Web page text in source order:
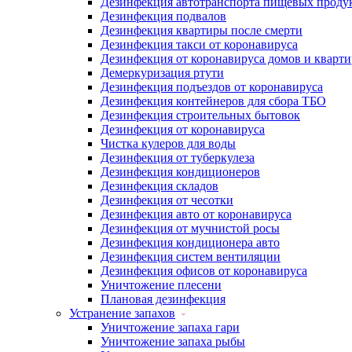
Дезинфекция подвалов
Дезинфекция квартиры после смерти
Дезинфекция такси от коронавируса
Дезинфекция от коронавируса домов и
Демеркуризация ртути
Дезинфекция подъездов от коронавируса
Дезинфекция контейнеров для сбора ТБО
Дезинфекция строительных бытовок
Дезинфекция от коронавируса
Чистка кулеров для воды
Дезинфекция от туберкулеза
Дезинфекция кондиционеров
Дезинфекция складов
Дезинфекция от чесотки
Дезинфекция авто от коронавируса
Дезинфекция от мучнистой росы
Дезинфекция кондиционера авто
Дезинфекция систем вентиляции
Дезинфекция офисов от коронавируса
Уничтожение плесени
Плановая дезинфекция
Устранение запахов
Уничтожение запаха гари
Уничтожение запаха рыбы